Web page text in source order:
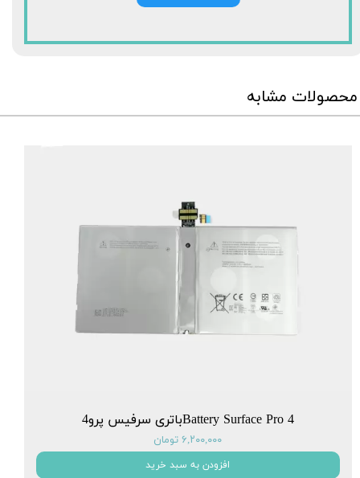
محصولات مشابه
Battery Surface Pro 4باتری سرفیس پرو4
۶,۲۰۰,۰۰۰ تومان
افزودن به سبد خرید